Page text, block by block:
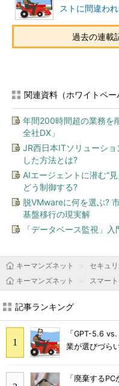
ストに間違わ
過去の連載
関連資料（ホワイトペー
年間200時間超の業務を
全社DX」
JR西日本ITソリューシ
した方法とは?
AIエージェントに潜む“
どう制御する?
脱VMwareに何を選ぶ?
基盤移行の現実解
「データベース監視」
キーマンズネット セキュ
キーマンズネット
スマー
記事ランキング
「GPT-5.6
業が選びづら
「廃棄する